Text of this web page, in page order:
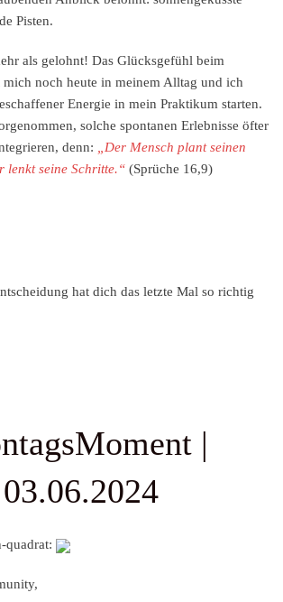
Pisten.
als gelohnt! Das Glücksgefühl beim
noch heute in meinem Alltag und ich
Energie in mein Praktikum starten.
solche spontanen Erlebnisse öfter
denn: „Der Mensch plant seinen
lenkt seine Schritte.“ (Sprüche 16,9)
hat dich das letzte Mal so richtig
|
03.06.2024
quadrat: